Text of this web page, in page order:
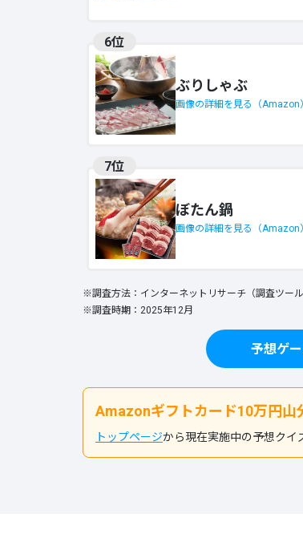
6位
ぶりしゃぶ
画像の詳細を見る（Amazon）
7位
ぼたん鍋
画像の詳細を見る（Amazon）
※調査方法：インターネットリサーチ（調査ツール
※調査時期：2025年12月
予想ゲ
Amazonギフトカード10万円山
トップページから現在実施中の予想クイ